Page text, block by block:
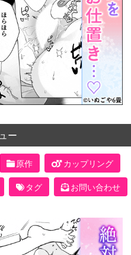
ー
原作
カップリング
タグ お問い合わせ